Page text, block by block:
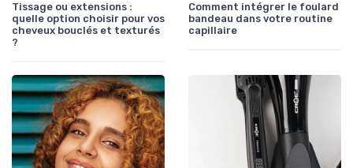
Tissage ou extensions :
quelle option choisir pour vos
cheveux bouclés et texturés
?
Comment intégrer le foulard
bandeau dans votre routine
capillaire